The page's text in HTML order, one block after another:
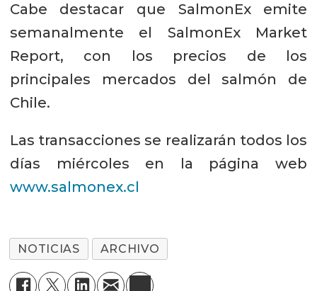
Cabe destacar que SalmonEx emite
semanalmente el SalmonEx Market
Report, con los precios de los
principales mercados del salmón de
Chile.
Las transacciones se realizarán todos los
días miércoles en la página web
www.salmonex.cl
NOTICIAS ARCHIVO